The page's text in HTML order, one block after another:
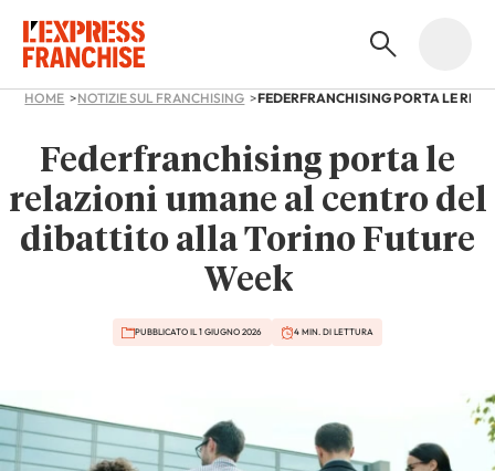
HOME NOTIZIE SUL FRANCHISING
Federfranchising porta le
relazioni umane al centro del
dibattito alla Torino Future
Week
PUBBLICATO IL 1 GIUGNO 2026 4 MIN. DI LETTURA